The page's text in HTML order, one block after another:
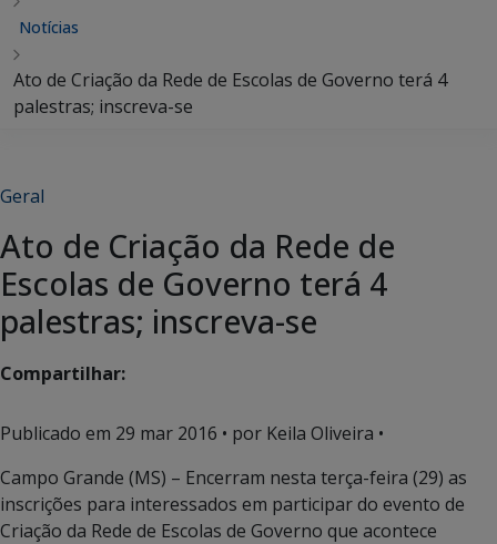
Notícias
Ato de Criação da Rede de Escolas de Governo terá 4
palestras; inscreva-se
Geral
Ato de Criação da Rede de
Escolas de Governo terá 4
palestras; inscreva-se
Compartilhar:
Publicado em 29 mar 2016 • por Keila Oliveira •
Campo Grande (MS) – Encerram nesta terça-feira (29) as
inscrições para interessados em participar do evento de
Criação da Rede de Escolas de Governo que acontece